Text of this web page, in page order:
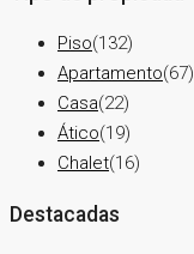
Piso(132)
Apartamento(67)
Casa(22)
Ático(19)
Chalet(16)
Destacadas